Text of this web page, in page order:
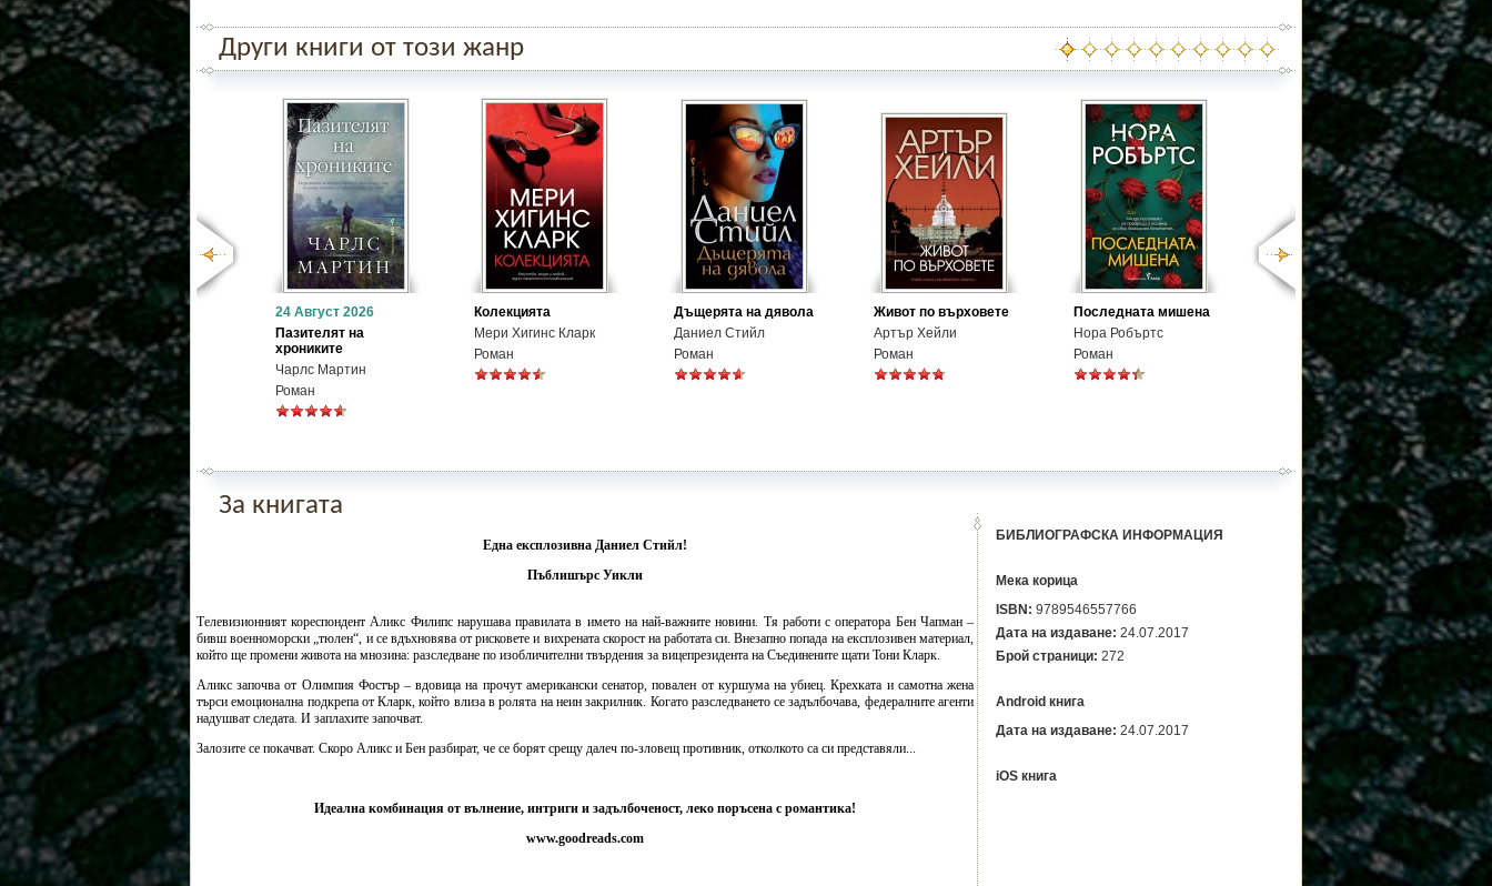
Други книги от този жанр
24 Август 2026
Пазителят на
хрониките
Чарлс Мартин
Роман
Колекцията
Мери Хигинс Кларк
Роман
Дъщерята на дявола
Даниел Стийл
Роман
Живот по върховете
Артър Хейли
Роман
Последната мишена
Нора Робъртс
Роман
За книгата
Една експлозивна Даниел Стийл!
Пъблишърс Уикли
Телевизионният кореспондент Аликс Филипс нарушава правилата в името на най-важните новини. Тя работи с оператора Бен Чапман –
бивш военноморски „тюлен“, и се вдъхновява от рисковете и вихрената скорост на работата си. Внезапно попада на експлозивен материал,
който ще промени живота на мнозина: разследване по изобличителни твърдения за вицепрезидента на Съединените щати Тони Кларк.
Аликс започва от Олимпия Фостър – вдовица на прочут американски сенатор, повален от куршума на убиец. Крехката и самотна жена
търси емоционална подкрепа от Кларк, който влиза в ролята на неин закрилник. Когато разследването се задълбочава, федералните агенти
надушват следата. И заплахите започват.
Залозите се покачват. Скоро Аликс и Бен разбират, че се борят срещу далеч по-зловещ противник, отколкото са си представяли...
Идеална комбинация от вълнение, интриги и задълбоченост, леко поръсена с романтика!
www.goodreads.com
БИБЛИОГРАФСКА ИНФОРМАЦИЯ
Мека корица
ISBN: 9789546557766
Дата на издаване: 24.07.2017
Брой страници: 272
Android книга
Дата на издаване: 24.07.2017
iOS книга